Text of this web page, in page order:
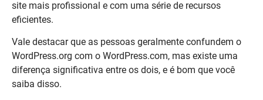
site mais profissional e com uma série de recursos
eficientes.
Vale destacar que as pessoas geralmente confundem o
WordPress.org com o WordPress.com, mas existe uma
diferença significativa entre os dois, e é bom que você
saiba disso.